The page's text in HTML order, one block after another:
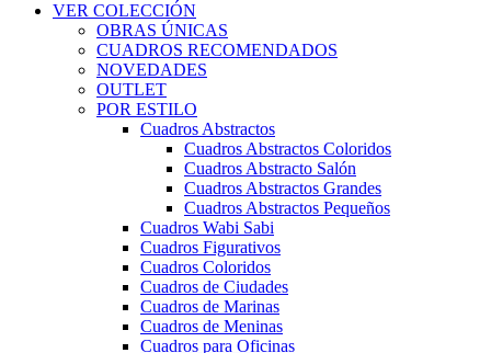
VER COLECCIÓN
OBRAS ÚNICAS
CUADROS RECOMENDADOS
NOVEDADES
OUTLET
POR ESTILO
Cuadros Abstractos
Cuadros Abstractos Coloridos
Cuadros Abstracto Salón
Cuadros Abstractos Grandes
Cuadros Abstractos Pequeños
Cuadros Wabi Sabi
Cuadros Figurativos
Cuadros Coloridos
Cuadros de Ciudades
Cuadros de Marinas
Cuadros de Meninas
Cuadros para Oficinas